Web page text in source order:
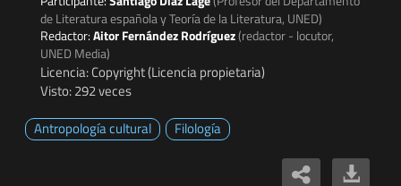
de Literatura española y Teoría de la Literatura, UNED)
Redactor:Aitor Fernández Rodríguez(redactor - locutor,
UNED Media)
Licencia: Copyright (Licencia propietaria)
Visto: 292 veces
Antropología cultural
Filología